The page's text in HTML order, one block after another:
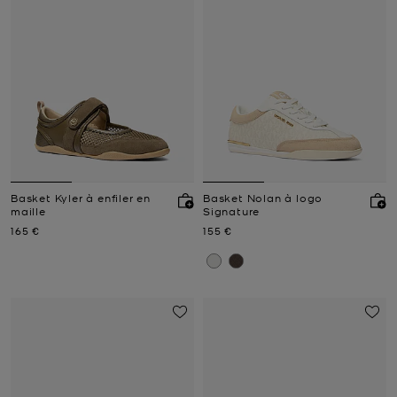
Basket Kyler à enfiler en
maille
Prix actuel
165 €
Basket Nolan à logo
Signature
Prix actuel
155 €